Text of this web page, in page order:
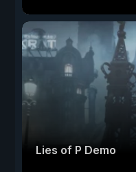
Lies of P Demo